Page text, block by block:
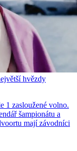
hvězdy
1 zasloužené volno.
šampionátu a
mají závodníci